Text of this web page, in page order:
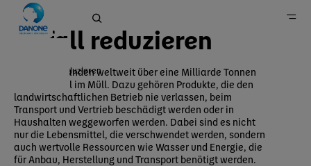
Nachhaltigkeit
Natur
Abfall reduzieren
Natur
Abfall reduzieren
Jedes Jahr landen weltweit über eine Milliarde Tonnen
Lebensmittel im Müll. Dazu gehören Produkte, die den
landwirtschaftlichen Betrieb nie verlassen, beim
Transport und Vertrieb beschädigt werden oder in
Haushalten weggeworfen werden. Dabei sind es nicht
nur die Lebensmittel, die verschwendet werden, sondern
auch wertvolle Ressourcen wie Wasser und Energie, die
für Anbau, Herstellung und Transport benötigt werden.